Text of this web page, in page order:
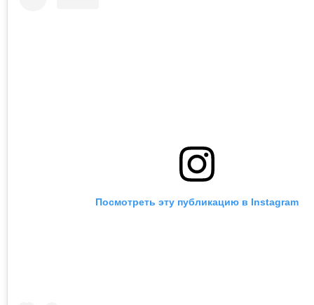
Посмотреть эту публикацию в Instagram